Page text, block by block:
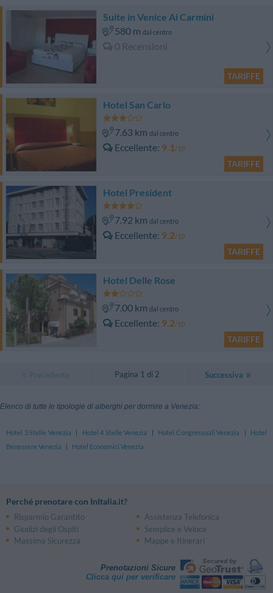
Suite in Venice Ai Carmini
580 m dal centro
0 Recensioni
TARIFFE
Hotel San Carlo
7.63 km dal centro
Eccellente 9.1 /10
TARIFFE
Hotel President
7.92 km dal centro
Eccellente 9.2/10
TARIFFE
Hotel Delle Rose
7.00 km dal centro
Eccellente 9.2/10
TARIFFE
Pagina 1 di 2 Successiva
Elenco di tutte le tipologie di alberghi per dormire a Venezia:
Hotel 3 Stelle Venezia | Hotel 4 Stelle Venezia | Hotel Congressuali Venezia |
Hotel
Benessere Venezia
| Hotel Economici Venezia
Perché prenotare con InItalia.it?
Risparmio Garantito
Assistenza Telefonica
Giudizi degli Ospiti
Semplice e Veloce
Massima Sicurezza
Mappe e Itinerari
Prenotazioni Sicure
Clicca qui per verificare